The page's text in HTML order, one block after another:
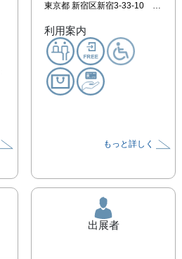
東京都 新宿区新宿3-33-10 モリエールビル3F
利用案内
もっと詳しく
出展者